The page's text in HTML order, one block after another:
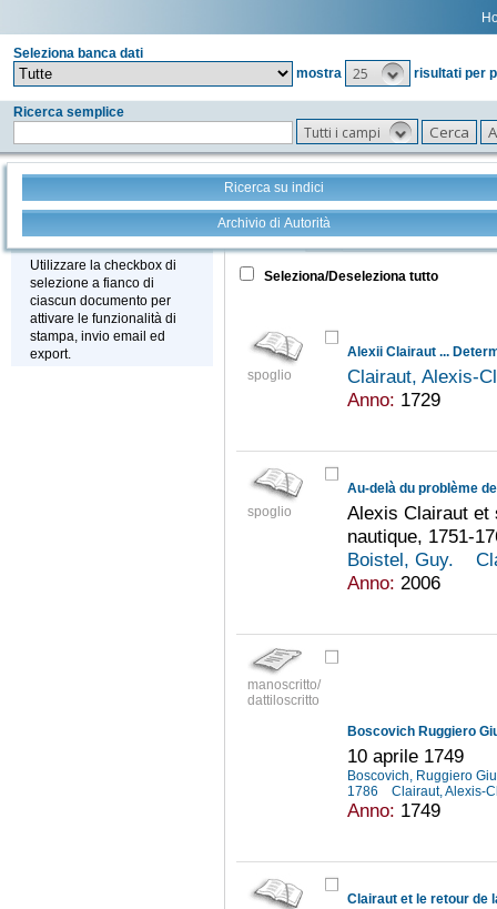
Seleziona banca dati
mostra
25 risultati per
Ricerca semplice
Tutti i campi
Ricerca su indici
Archivio di Autorità
Stampa - Email - Export
Utilizzare la checkbox di
selezione a fianco di
ciascun documento per
attivare le funzionalità di
stampa, invio email ed
export.
Tutto +
Seleziona/Deseleziona tutto
spoglio
Clairaut, Alexis-
Anno: 1729
spoglio
Au-delà du problème
Alexis Clairaut et
nautique, 1751-
Boistel, Guy.
Anno: 2006
manoscritto/
dattiloscritto
Boscovich Ruggiero
10 aprile 1749
Boscovich, Ruggiero
1786
Clairaut, Alexis-
Anno: 1749
Clairaut et le retour de